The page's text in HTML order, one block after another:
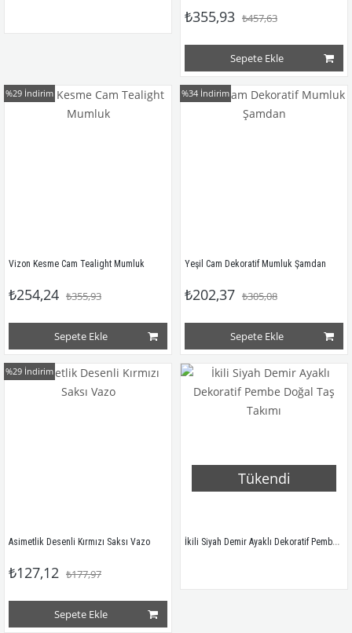
₺355,93 ₺457,63
Sepete Ekle
Vizon Kesme Cam Tealight Mumluk
₺254,24 ₺355,93
Sepete Ekle
%29 İndirim
Yeşil Cam Dekoratif Mumluk Şamdan
₺202,37 ₺305,08
Sepete Ekle
%34 İndirim
Asimetlik Desenli Kırmızı Saksı Vazo
₺127,12 ₺177,97
Sepete Ekle
%29 İndirim
Tükendi
İkili Siyah Demir Ayaklı Dekoratif Pembe Doğal Taş Takımı